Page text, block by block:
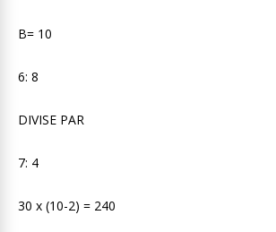
B= 10
6: 8
DIVISE PAR
7: 4
30 x (10-2) = 240